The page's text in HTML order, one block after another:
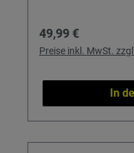
Regulärer Preis:
49,99 €
Preise inkl. MwSt.
In